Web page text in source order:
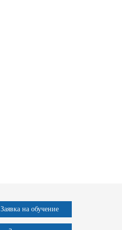
Заявка на обучение